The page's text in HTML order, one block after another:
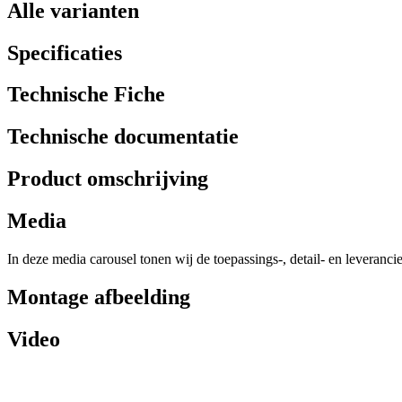
Alle varianten
Specificaties
Technische Fiche
Technische documentatie
Product omschrijving
Media
In deze media carousel tonen wij de toepassings-, detail- en
Montage afbeelding
Video